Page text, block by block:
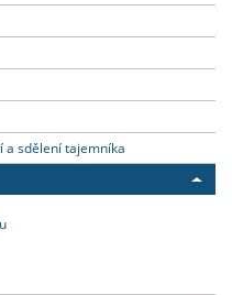
a sdělení tajemníka